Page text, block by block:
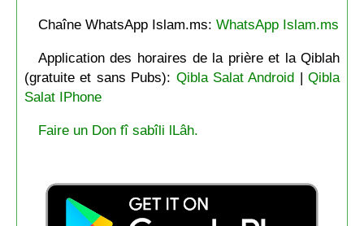
Chaîne WhatsApp Islam.ms: WhatsApp Islam.ms
Application des horaires de la prière et la Qiblah
(gratuite et sans Pubs): Qibla Salat Android |Qibla
Salat IPhone
Faire un Don fî sabîli lLâh.